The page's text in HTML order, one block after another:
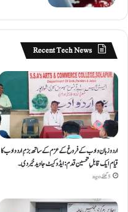
Recent Tech News
اردو زبان و ادب کے فروغ کے عزم کے ساتھ بزمِ اردو ادب کا
قیام ایک قابلِ تحسین قدم : ایڈوکیٹ جاوید خیردی۔
5 گھنٹے ago